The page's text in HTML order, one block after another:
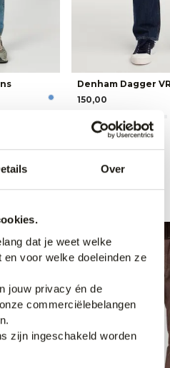
Over
dat je weet welke
voor welke doeleinden ze
jouw privacy én de
commerciëlebelangen
zijn ingeschakeld worden
Denham Dagger
150,00
ook